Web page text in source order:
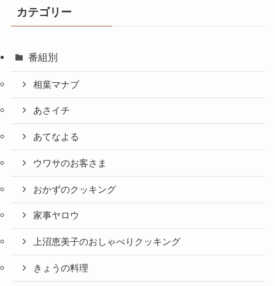
カテゴリー
番組別
相葉マナブ
あさイチ
あてなよる
ウワサのお客さま
おかずのクッキング
家事ヤロウ
上沼恵美子のおしゃべりクッキング
きょうの料理